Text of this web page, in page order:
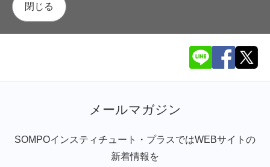
閉じる
メールマガジン
SOMPOインスティチュート・プラスではWEBサイトの
新着情報を